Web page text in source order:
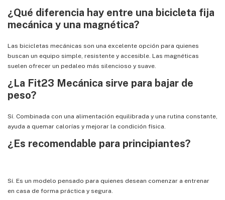
¿Qué diferencia hay entre una bicicleta fija
mecánica y una magnética?
Las bicicletas mecánicas son una excelente opción para quienes
buscan un equipo simple, resistente y accesible. Las magnéticas
suelen ofrecer un pedaleo más silencioso y suave.
¿La Fit23 Mecánica sirve para bajar de
peso?
Sí. Combinada con una alimentación equilibrada y una rutina constante,
ayuda a quemar calorías y mejorar la condición física.
¿Es recomendable para principiantes?
Sí. Es un modelo pensado para quienes desean comenzar a entrenar
en casa de forma práctica y segura.